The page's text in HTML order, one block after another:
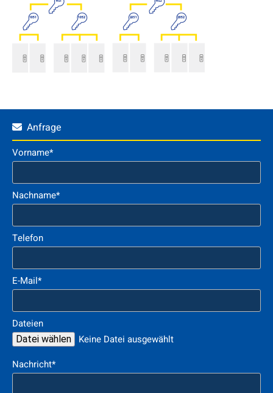
 Anfrage
Vorname*
Nachname*
Telefon
E-Mail*
Dateien
Datei wählen
Keine Datei ausgewählt
Nachricht*